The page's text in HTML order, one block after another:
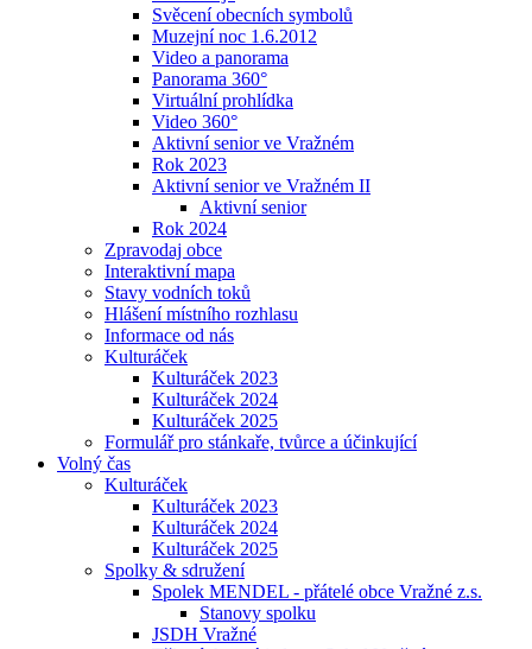
Svěcení obecních symbolů
Muzejní noc 1.6.2012
Video a panorama
Panorama 360°
Virtuální prohlídka
Video 360°
Aktivní senior ve Vražném
Rok 2023
Aktivní senior ve Vražném II
Aktivní senior
Rok 2024
Zpravodaj obce
Interaktivní mapa
Stavy vodních toků
Hlášení místního rozhlasu
Informace od nás
Kulturáček
Kulturáček 2023
Kulturáček 2024
Kulturáček 2025
Formulář pro stánkaře, tvůrce a účinkující
Volný čas
Kulturáček
Kulturáček 2023
Kulturáček 2024
Kulturáček 2025
Spolky & sdružení
Spolek MENDEL - přátelé obce Vražné z.s.
Stanovy spolku
JSDH Vražné